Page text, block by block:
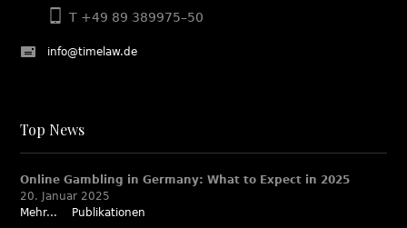
T +49 89 389975–50
info@timelaw.de
Top News
Online Gambling in Germany: What to Expect in 2025
20. Januar 2025
Mehr...
Publikationen